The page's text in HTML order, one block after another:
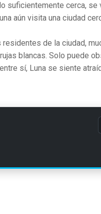
suficientemente cerca,
aún visita una ciudad
de la ciudad,
blancas. Solo puede
sí, Luna se siente